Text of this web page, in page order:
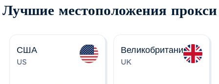
Лучшие местоположения прокси
США
US
Великобритания
UK